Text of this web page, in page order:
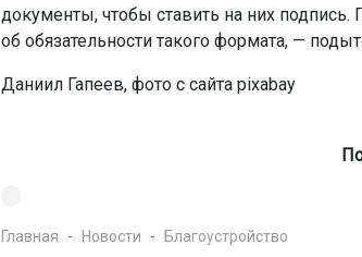
документы, чтобы ставить на них
об обязательности такого формата, —
Даниил Гапеев, фото с сайта pixabay
Главная Новости Благоустройство